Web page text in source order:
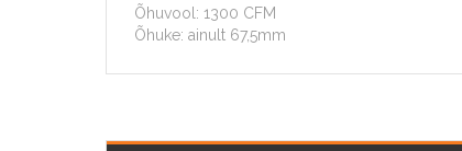
Õhuvool: 1300 CFM
Õhuke: ainult 67,5mm